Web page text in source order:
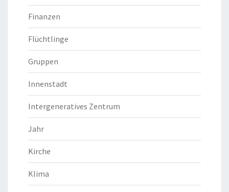
Finanzen
Flüchtlinge
Gruppen
Innenstadt
Intergeneratives Zentrum
Jahr
Kirche
Klima